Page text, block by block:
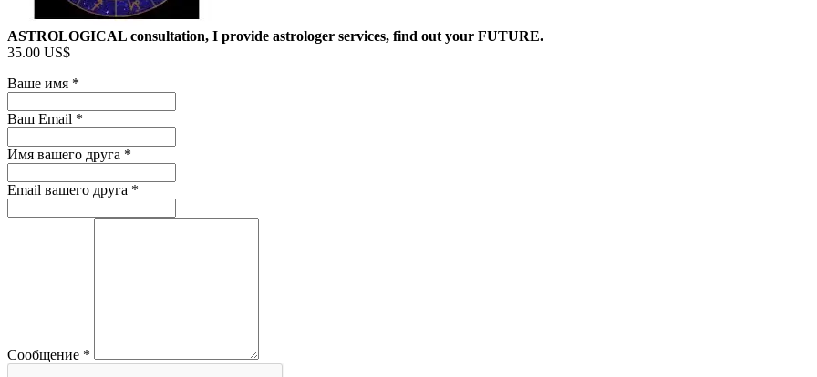
ASTROLOGICAL consultation, I provide astrologer services, find out your FUTURE.
35.00 US$
Ваше имя *
Ваш Email *
Имя вашего друга *
Email вашего друга *
Сообщение *